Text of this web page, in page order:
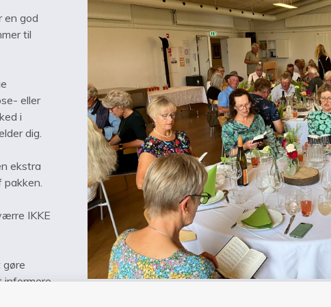
en god
til
eller
i
dig.
ekstra
IKKE
gøre
informere